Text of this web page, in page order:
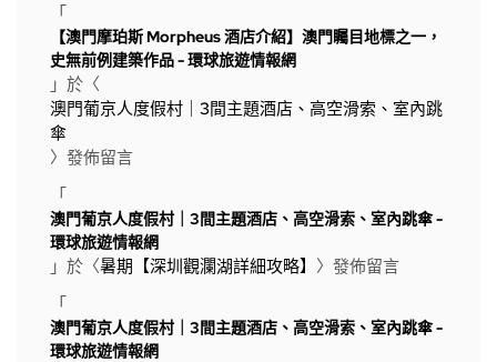
「
【澳門摩珀斯 Morpheus 酒店介紹】澳門矚目地標之一，
史無前例建築作品 - 環球旅遊情報網
」於〈
澳門葡京人度假村｜3間主題酒店、高空滑索、室內跳
傘
〉發佈留言
「
澳門葡京人度假村｜3間主題酒店、高空滑索、室內跳傘 -
環球旅遊情報網
」於〈暑期【深圳觀瀾湖詳細攻略】 〉發佈留言
「
澳門葡京人度假村｜3間主題酒店、高空滑索、室內跳傘 -
環球旅遊情報網